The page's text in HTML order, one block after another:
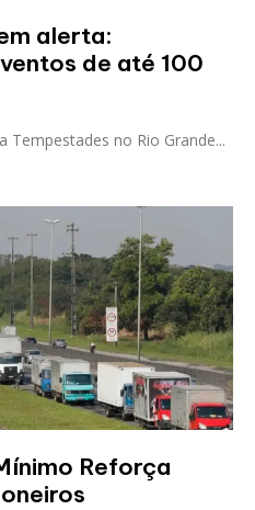
alerta:
de até 100
Tempestades no Rio Grande...
Reforça